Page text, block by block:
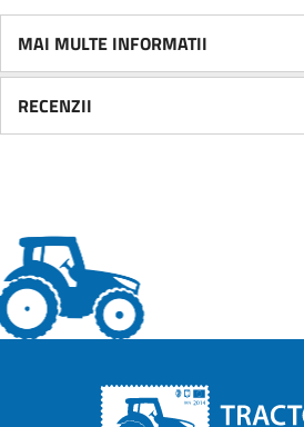
MAI MULTE INFORMATII
RECENZII